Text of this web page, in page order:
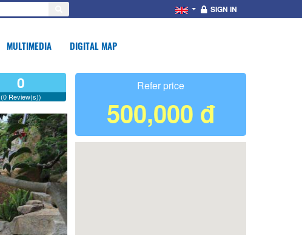
SIGN IN
MULTIMEDIA DIGITAL MAP
0
(0 Review(s))
Refer price
500,000 đ